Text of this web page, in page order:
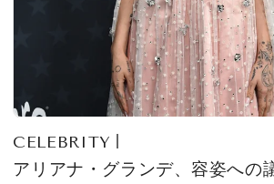
CELEBRITY
アリアナ・グランデ、容姿への